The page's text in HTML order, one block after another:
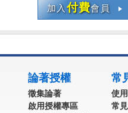
加入付費會員
論著授權
徵集論著
啟用授權專區
常
使
常